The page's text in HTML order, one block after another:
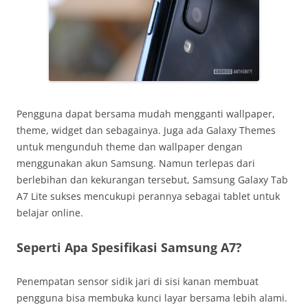
Pengguna dapat bersama mudah mengganti wallpaper,
theme, widget dan sebagainya. Juga ada Galaxy Themes
untuk mengunduh theme dan wallpaper dengan
menggunakan akun Samsung. Namun terlepas dari
berlebihan dan kekurangan tersebut, Samsung Galaxy Tab
A7 Lite sukses mencukupi perannya sebagai tablet untuk
belajar online.
Seperti Apa Spesifikasi Samsung A7?
Penempatan sensor sidik jari di sisi kanan membuat
pengguna bisa membuka kunci layar bersama lebih alami.